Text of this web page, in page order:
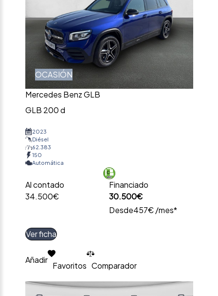
OCASIÓN
Mercedes Benz GLB
GLB 200 d
2023
Diésel
62.383
150
Automática
Al contado
34.500€
Financiado
30.500€
Desde457€ /mes*
Ver ficha
Añadir
Favoritos Comparador